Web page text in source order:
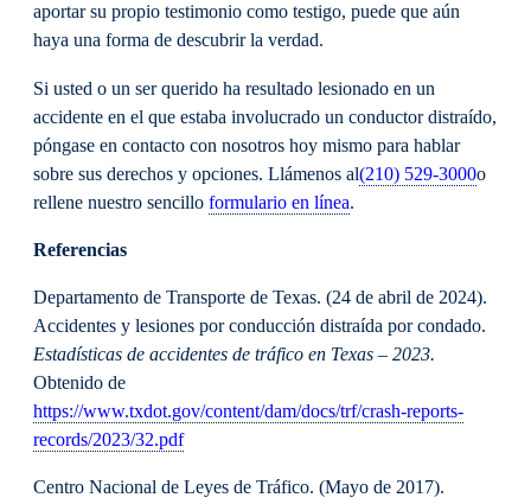
aportar su propio testimonio como testigo, puede que aún
haya una forma de descubrir la verdad.
Si usted o un ser querido ha resultado lesionado en un
accidente en el que estaba involucrado un conductor distraído,
póngase en contacto con nosotros hoy mismo para hablar
sobre sus derechos y opciones. Llámenos al(210) 529-3000o
rellene nuestro sencillo formulario en línea.
Referencias
Departamento de Transporte de Texas. (24 de abril de 2024).
Accidentes y lesiones por conducción distraída por condado.
Estadísticas de accidentes de tráfico en Texas – 2023.
Obtenido de
https://www.txdot.gov/content/dam/docs/trf/crash-reports-
records/2023/32.pdf
Centro Nacional de Leyes de Tráfico. (Mayo de 2017).